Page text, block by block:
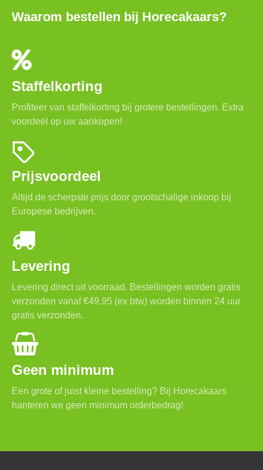
Waarom bestellen bij Horecakaars?
Staffelkorting
Profiteer van staffelkorting bij grotere bestellingen. Extra
voordeel op uw aankopen!
Prijsvoordeel
Altijd de scherpste prijs door grootschalige inkoop bij
Europese bedrijven.
Levering
Levering direct uit voorraad. Bestellingen worden gratis
verzonden vanaf €49,95 (ex btw) worden binnen 24 uur
gratis verzonden.
Geen minimum
Een grote of juist kleine bestelling? Bij Horecakaars
hanteren we geen minimum orderbedrag!